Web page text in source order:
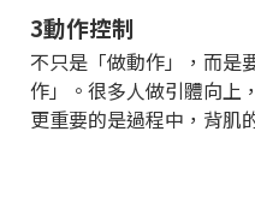
3️動作控制
不只是「做動作」，而是
作」。很多人做引體向上
更重要的是過程中，背肌